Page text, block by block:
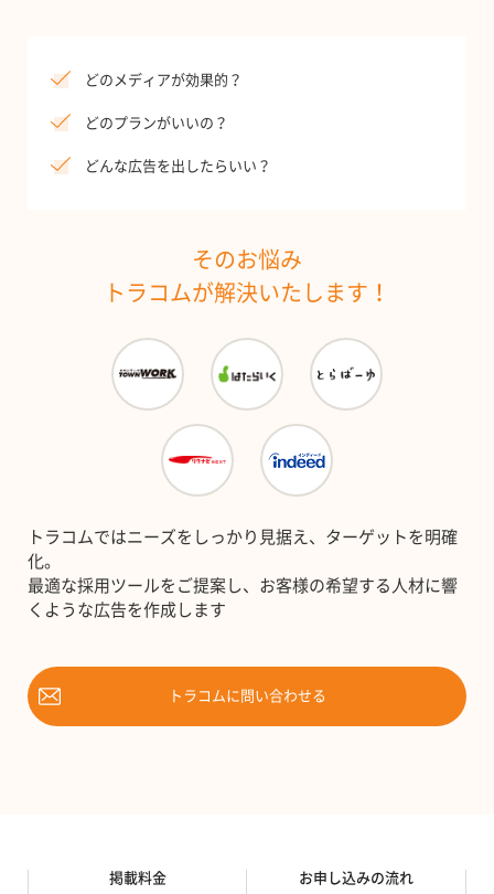
どのメディアが効果的？
どのプランがいいの？
どんな広告を出したらいい？
そのお悩み
トラコムが解決いたします！
トラコムではニーズをしっかり見据え、ターゲットを明確
化。
最適な採用ツールをご提案し、お客様の希望する人材に響
くような広告を作成します
トラコムに問い合わせる
掲載料金 お申し込みの流れ